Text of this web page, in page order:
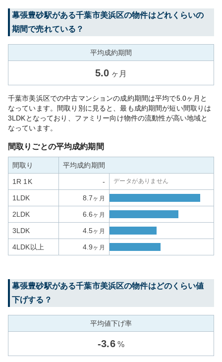
幕張豊砂駅がある千葉市美浜区の物件はどれくらいの
期間で売れている？
平均成約期間
5.0 ヶ月
千葉市美浜区での中古マンションの成約期間は平均で5.0ヶ月と
なっています。間取り別に見ると、最も成約期間が短い間取りは
3LDKとなっており、ファミリー向け物件の流動性が高い地域と
なっています。
間取りごとの平均成約期間
間取り 平均成約期間
1R 1K - データがありません
1LDK 8.7ヶ月
2LDK 6.6ヶ月
3LDK 4.5ヶ月
4LDK以上 4.9ヶ月
幕張豊砂駅がある千葉市美浜区の物件はどのくらい値
下げする？
平均値下げ率
-3.6 %